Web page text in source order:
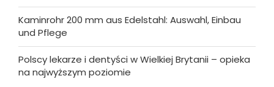
Kaminrohr 200 mm aus Edelstahl: Auswahl, Einbau
und Pflege
Polscy lekarze i dentyści w Wielkiej Brytanii – opieka
na najwyższym poziomie